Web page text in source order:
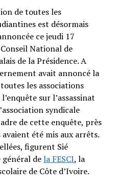
de toutes les
est désormais
ce jeudi 17
National de
de la Présidence. A
avait annoncé la
les associations
sur l’assassinat
syndicale
de cette enquête, près
été mis aux arrêts.
figurent Sié
de la FESCI, la
de Côte d’Ivoire.